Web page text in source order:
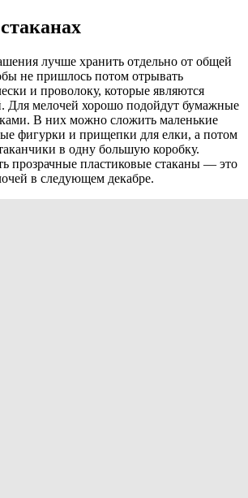
лучше хранить отдельно от общей
не пришлось потом отрывать
и проволоку, которые являются
Для мелочей хорошо подойдут бумажные
В них можно сложить маленькие
фигурки и прищепки для елки, а потом
в одну большую коробку.
прозрачные пластиковые стаканы — это
в следующем декабре.